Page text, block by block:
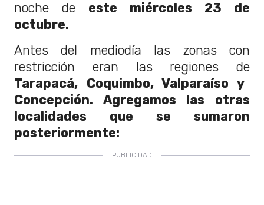
noche de este miércoles 23 de
octubre.
Antes del mediodía las zonas con
restricción eran las regiones de
Tarapacá, Coquimbo, Valparaíso y
Concepción. Agregamos las otras
localidades que se sumaron
posteriormente: